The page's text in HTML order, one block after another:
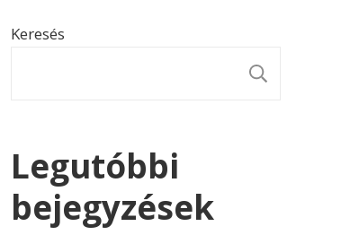
Keresés
Legutóbbi
bejegyzések